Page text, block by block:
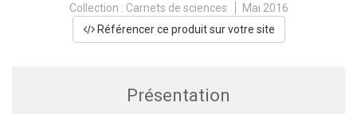
Collection : Carnets de sciences
Mai 2016
Référencer ce produit sur votre site
Présentation